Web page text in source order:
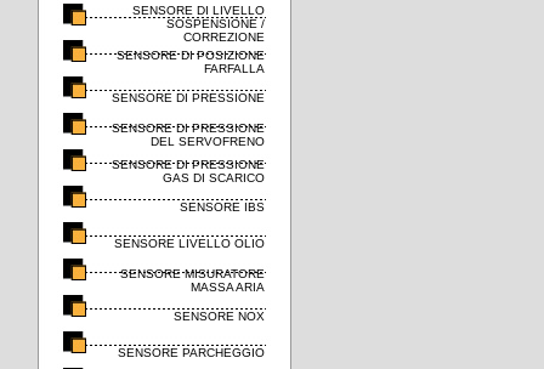
SENSORE DI LIVELLO
SOSPENSIONE /
CORREZIONE
SENSORE DI POSIZIONE
FARFALLA
SENSORE DI PRESSIONE
SENSORE DI PRESSIONE
DEL SERVOFRENO
SENSORE DI PRESSIONE
GAS DI SCARICO
SENSORE IBS
SENSORE LIVELLO OLIO
SENSORE MISURATORE
MASSA ARIA
SENSORE NOX
SENSORE PARCHEGGIO